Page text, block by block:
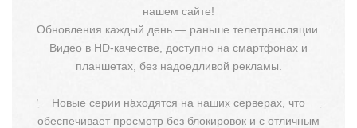
нашем сайте!
Обновления каждый день — раньше телетрансляции.
Видео в HD-качестве, доступно на смартфонах и
планшетах, без надоедливой рекламы.
Новые серии находятся на наших серверах, что
обеспечивает просмотр без блокировок и с отличным